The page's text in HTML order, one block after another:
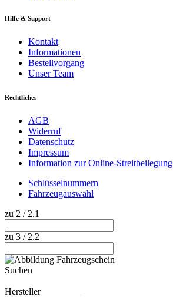
Hilfe & Support
Kontakt
Informationen
Bestellvorgang
Unser Team
Rechtliches
AGB
Widerruf
Datenschutz
Impressum
Information zur Online-Streitbeilegung
Schlüsselnummern
Fahrzeugauswahl
zu 2 / 2.1
zu 3 / 2.2
Suchen
Hersteller